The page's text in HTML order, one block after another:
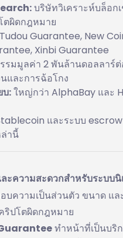
บริษัทวิเคราะห์บล็อก
ตผิดกฎหมาย
Tudou Guarantee, New
Xinbi Guarantee
รมมูลค่า 2 พันล้านดอลลาร์ต่
และการฉ้อโกง
บ:ใหญ่กว่า AlphaBay และ
และระบบ
านี้
ะความสะดวกสำหรับระบบนิ
บความเป็นส่วนตัว ขนาด แล
ริปโตผิดกฎหมาย
ทำหน้าที่เป็นบริ